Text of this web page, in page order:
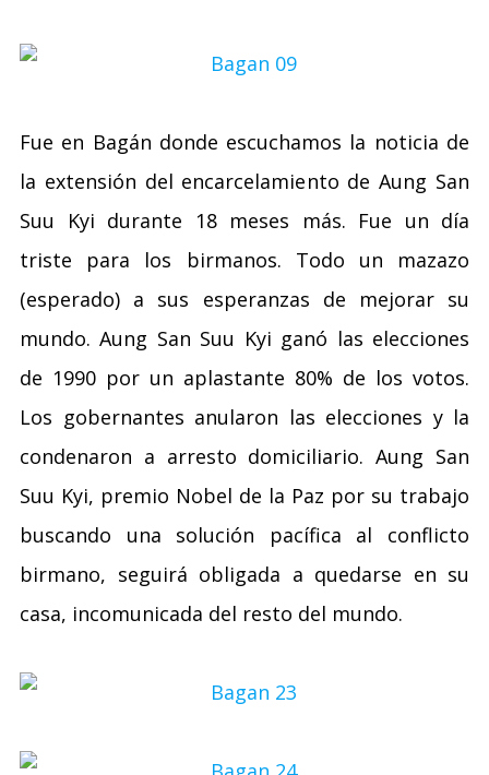
Fue en Bagán donde escuchamos la noticia de
la extensión del encarcelamiento de Aung San
Suu Kyi durante 18 meses más. Fue un día
triste para los birmanos. Todo un mazazo
(esperado) a sus esperanzas de mejorar su
mundo. Aung San Suu Kyi ganó las elecciones
de 1990 por un aplastante 80% de los votos.
Los gobernantes anularon las elecciones y la
condenaron a arresto domiciliario. Aung San
Suu Kyi, premio Nobel de la Paz por su trabajo
buscando una solución pacífica al conflicto
birmano, seguirá obligada a quedarse en su
casa, incomunicada del resto del mundo.